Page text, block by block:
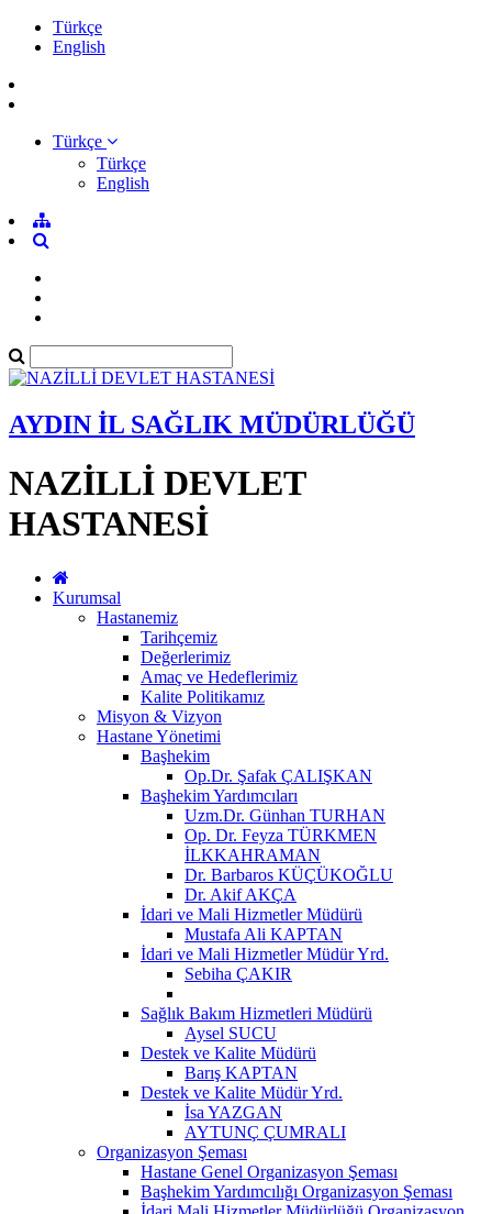
Türkçe
English
Türkçe
Türkçe
English
AYDIN İL SAĞLIK MÜDÜRLÜĞÜ
NAZİLLİ DEVLET
HASTANESİ
Kurumsal
Hastanemiz
Tarihçemiz
Değerlerimiz
Amaç ve Hedeflerimiz
Kalite Politikamız
Misyon & Vizyon
Hastane Yönetimi
Başhekim
Op.Dr. Şafak ÇALIŞKAN
Başhekim Yardımcıları
Uzm.Dr. Günhan TURHAN
Op. Dr. Feyza TÜRKMEN
İLKKAHRAMAN
Dr. Barbaros KÜÇÜKOĞLU
Dr. Akif AKÇA
İdari ve Mali Hizmetler Müdürü
Mustafa Ali KAPTAN
İdari ve Mali Hizmetler Müdür Yrd.
Sebiha ÇAKIR
Sağlık Bakım Hizmetleri Müdürü
Aysel SUCU
Destek ve Kalite Müdürü
Barış KAPTAN
Destek ve Kalite Müdür Yrd.
İsa YAZGAN
AYTUNÇ ÇUMRALI
Organizasyon Şeması
Hastane Genel Organizasyon Şeması
Başhekim Yardımcılığı Organizasyon Şeması